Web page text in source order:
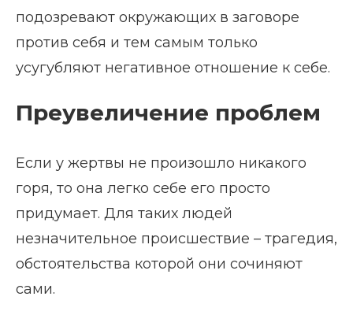
подозревают окружающих в заговоре
против себя и тем самым только
усугубляют негативное отношение к себе.
Преувеличение проблем
Если у жертвы не произошло никакого
горя, то она легко себе его просто
придумает. Для таких людей
незначительное происшествие – трагедия,
обстоятельства которой они сочиняют
сами.